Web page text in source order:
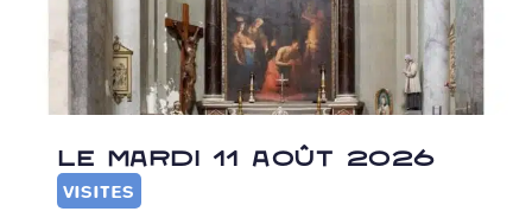
LE MARDI 11 AOÛT 2026
VISITES